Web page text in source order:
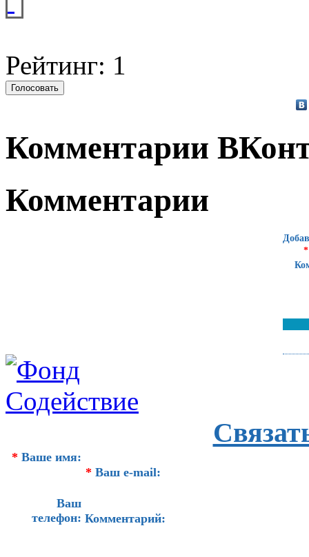
Рейтинг: 1
Комментарии
Комментарии
*
* Ваше имя:
* Ваш e-mail:
Ваш
телефон: Комментарий: